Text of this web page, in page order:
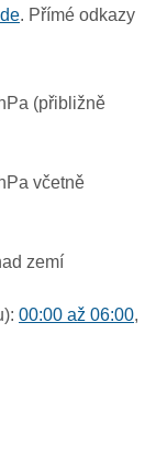
. Přímé odkazy
(přibližně
včetně
zemí
00:00 až 06:00,